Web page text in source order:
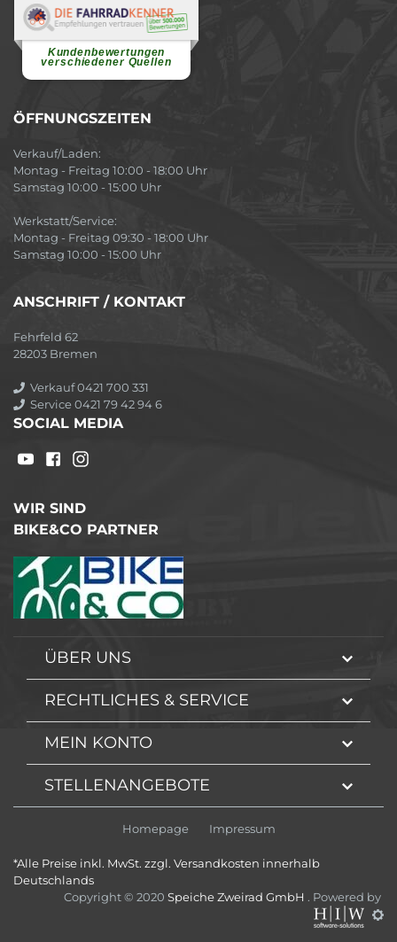
Kundenbewertungen
verschiedener Quellen
Renate H.
Vielen Dank für ein herzliches
ÖFFNUNGSZEITEN
Verkauf/Laden:
Montag - Freitag 10:00 - 18:00 Uhr
Samstag 10:00 - 15:00 Uhr
Werkstatt/Service:
Montag - Freitag 09:30 - 18:00 Uhr
Samstag 10:00 - 15:00 Uhr
ANSCHRIFT / KONTAKT
Fehrfeld 62
28203 Bremen
Verkauf 0421 700 331
Service 0421 79 42 94 6
SOCIAL MEDIA
WIR SIND
BIKE&CO PARTNER
ÜBER UNS
RECHTLICHES & SERVICE
MEIN KONTO
STELLENANGEBOTE
Homepage Impressum
*Alle Preise inkl. MwSt. zzgl. Versandkosten innerhalb
Deutschlands
Copyright © 2020 Speiche Zweirad GmbH . Powered by